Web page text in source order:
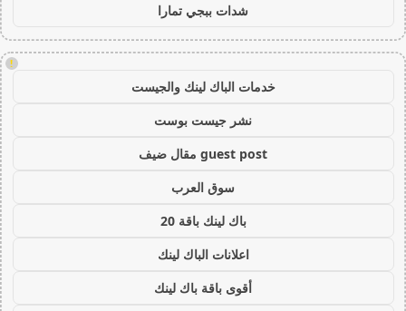
شدات ببجي تمارا
!
خدمات الباك لينك والجيست
نشر جيست بوست
guest post مقال ضيف
سوق العرب
باك لينك باقة 20
اعلانات الباك لينك
أقوى باقة باك لينك